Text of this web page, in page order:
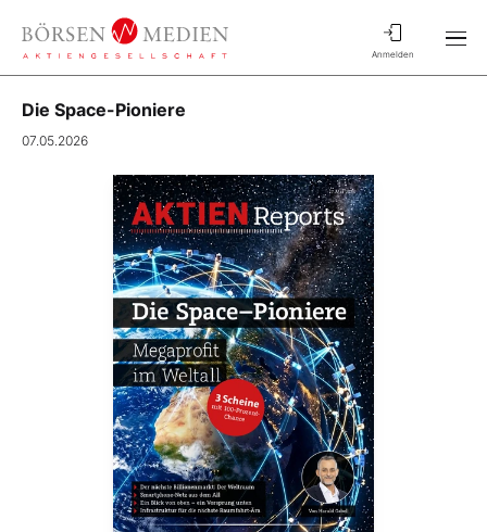
Anmelden
Die Space-Pioniere
07.05.2026